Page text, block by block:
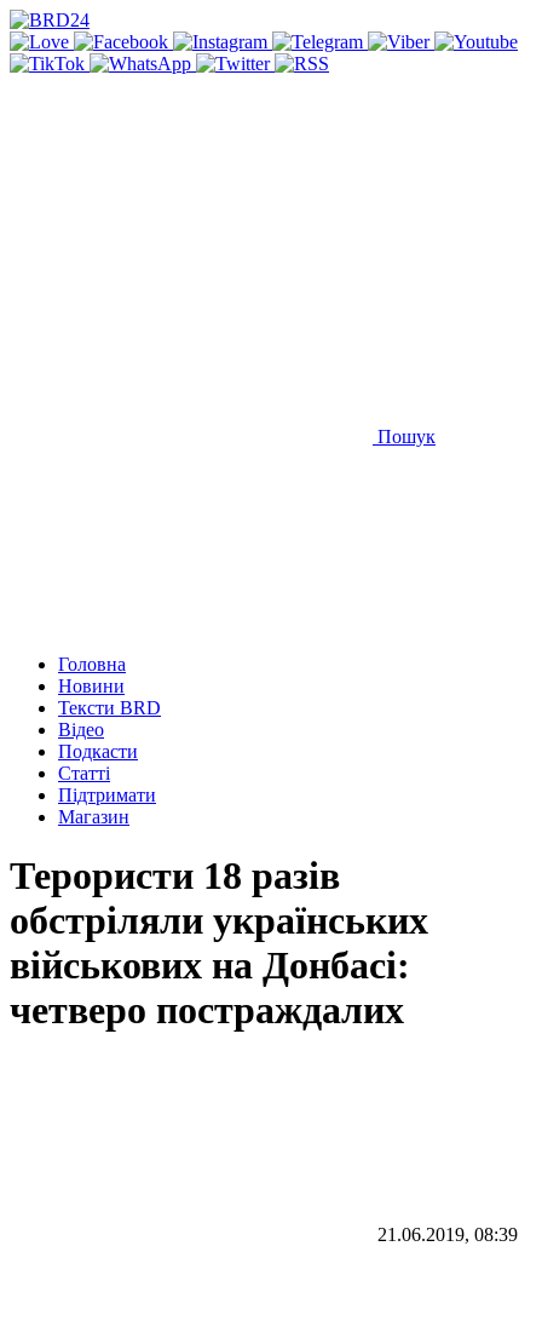
Пошук
Головна
Новини
Тексти BRD
Відео
Подкасти
Статті
Підтримати
Магазин
Терористи 18 разів
обстріляли українських
військових на Донбасі:
четверо постраждалих
21.06.2019, 08:39